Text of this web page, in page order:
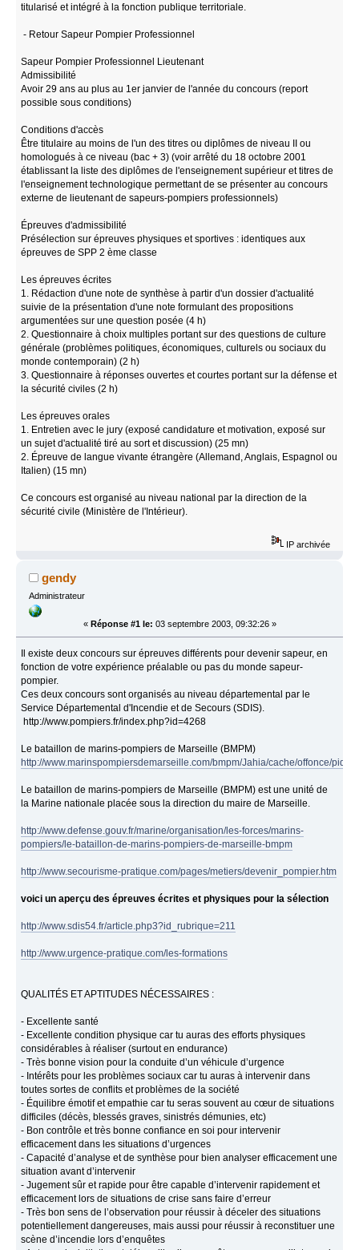
titularisé et intégré à la fonction publique territoriale.
- Retour Sapeur Pompier Professionnel
Sapeur Pompier Professionnel Lieutenant
Admissibilité
Avoir 29 ans au plus au 1er janvier de l'année du concours (report
possible sous conditions)
Conditions d'accès
Être titulaire au moins de l'un des titres ou diplômes de niveau II ou
homologués à ce niveau (bac + 3) (voir arrêté du 18 octobre 2001
établissant la liste des diplômes de l'enseignement supérieur et titres de
l'enseignement technologique permettant de se présenter au concours
externe de lieutenant de sapeurs-pompiers professionnels)
Épreuves d'admissibilité
Présélection sur épreuves physiques et sportives : identiques aux
épreuves de SPP 2 ème classe
Les épreuves écrites
1. Rédaction d'une note de synthèse à partir d'un dossier d'actualité
suivie de la présentation d'une note formulant des propositions
argumentées sur une question posée (4 h)
2. Questionnaire à choix multiples portant sur des questions de culture
générale (problèmes politiques, économiques, culturels ou sociaux du
monde contemporain) (2 h)
3. Questionnaire à réponses ouvertes et courtes portant sur la défense et
la sécurité civiles (2 h)
Les épreuves orales
1. Entretien avec le jury (exposé candidature et motivation, exposé sur
un sujet d'actualité tiré au sort et discussion) (25 mn)
2. Épreuve de langue vivante étrangère (Allemand, Anglais, Espagnol ou
Italien) (15 mn)
Ce concours est organisé au niveau national par la direction de la
sécurité civile (Ministère de l'Intérieur).
IP archivée
gendy
Administrateur
« Réponse #1 le: 03 septembre 2003, 09:32:26 »
Il existe deux concours sur épreuves différents pour devenir sapeur, en
fonction de votre expérience préalable ou pas du monde sapeur-
pompier.
Ces deux concours sont organisés au niveau départemental par le
Service Départemental d'Incendie et de Secours (SDIS).
http://www.pompiers.fr/index.php?id=4268
Le bataillon de marins-pompiers de Marseille (BMPM)
http://www.marinspompiersdemarseille.com/bmpm/Jahia/cache/offonce/pid/2
Le bataillon de marins-pompiers de Marseille (BMPM) est une unité de
la Marine nationale placée sous la direction du maire de Marseille.
http://www.defense.gouv.fr/marine/organisation/les-forces/marins-
pompiers/le-bataillon-de-marins-pompiers-de-marseille-bmpm
http://www.secourisme-pratique.com/pages/metiers/devenir_pompier.htm
voici un aperçu des épreuves écrites et physiques pour la sélection
http://www.sdis54.fr/article.php3?id_rubrique=211
http://www.urgence-pratique.com/les-formations
QUALITÉS ET APTITUDES NÉCESSAIRES :
- Excellente santé
- Excellente condition physique car tu auras des efforts physiques
considérables à réaliser (surtout en endurance)
- Très bonne vision pour la conduite d’un véhicule d’urgence
- Intérêts pour les problèmes sociaux car tu auras à intervenir dans
toutes sortes de conflits et problèmes de la société
- Équilibre émotif et empathie car tu seras souvent au cœur de situations
difficiles (décès, blessés graves, sinistrés démunies, etc)
- Bon contrôle et très bonne confiance en soi pour intervenir
efficacement dans les situations d’urgences
- Capacité d’analyse et de synthèse pour bien analyser efficacement une
situation avant d’intervenir
- Jugement sûr et rapide pour être capable d’intervenir rapidement et
efficacement lors de situations de crise sans faire d’erreur
- Très bon sens de l’observation pour réussir à déceler des situations
potentiellement dangereuses, mais aussi pour réussir à reconstituer une
scène d’incendie lors d’enquêtes